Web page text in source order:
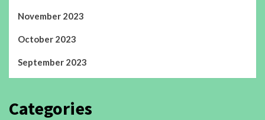
November 2023
October 2023
September 2023
Categories